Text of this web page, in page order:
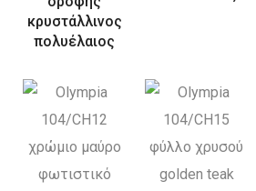
κρυστάλλινος
πολυέλαιος